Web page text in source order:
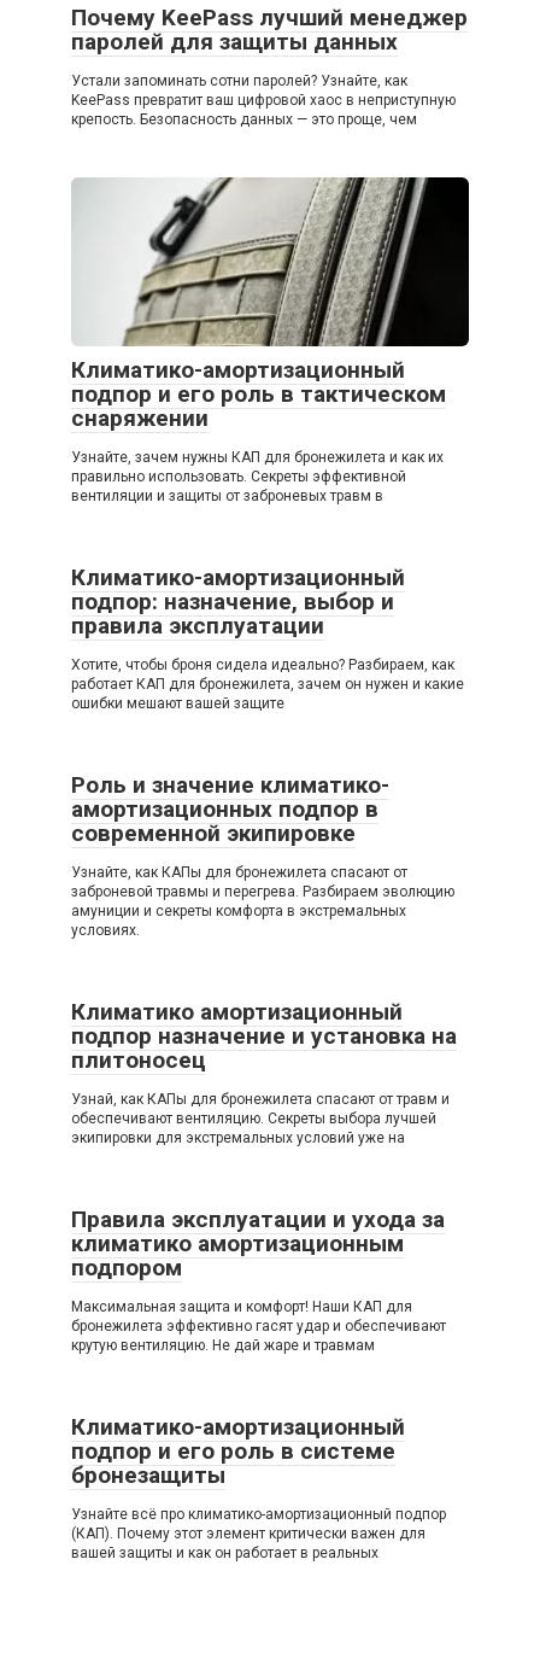
Почему KeePass лучший менеджер
паролей для защиты данных
Устали запоминать сотни паролей? Узнайте, как
KeePass превратит ваш цифровой хаос в неприступную
крепость. Безопасность данных — это проще, чем
Климатико-амортизационный
подпор и его роль в тактическом
снаряжении
Узнайте, зачем нужны КАП для бронежилета и как их
правильно использовать. Секреты эффективной
вентиляции и защиты от заброневых травм в
Климатико-амортизационный
подпор: назначение, выбор и
правила эксплуатации
Хотите, чтобы броня сидела идеально? Разбираем, как
работает КАП для бронежилета, зачем он нужен и какие
ошибки мешают вашей защите
Роль и значение климатико-
амортизационных подпор в
современной экипировке
Узнайте, как КАПы для бронежилета спасают от
заброневой травмы и перегрева. Разбираем эволюцию
амуниции и секреты комфорта в экстремальных
условиях.
Климатико амортизационный
подпор назначение и установка на
плитоносец
Узнай, как КАПы для бронежилета спасают от травм и
обеспечивают вентиляцию. Секреты выбора лучшей
экипировки для экстремальных условий уже на
Правила эксплуатации и ухода за
климатико амортизационным
подпором
Максимальная защита и комфорт! Наши КАП для
бронежилета эффективно гасят удар и обеспечивают
крутую вентиляцию. Не дай жаре и травмам
Климатико-амортизационный
подпор и его роль в системе
бронезащиты
Узнайте всё про климатико-амортизационный подпор
(КАП). Почему этот элемент критически важен для
вашей защиты и как он работает в реальных